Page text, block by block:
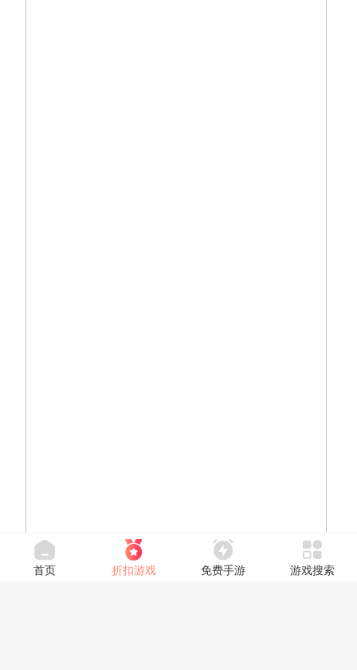
首页 折扣游戏 免费手游 游戏搜索